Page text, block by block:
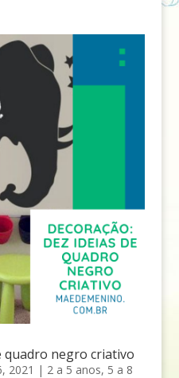
quadro negro criativo
2021 | 2 a 5 anos, 5 a 8